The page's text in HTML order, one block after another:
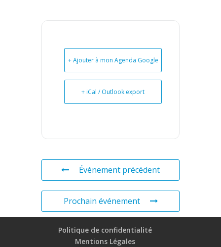
+ Ajouter à mon Agenda Google
+ iCal / Outlook export
Événement précédent
Prochain événement
Politique de confidentialité
Mentions Légales